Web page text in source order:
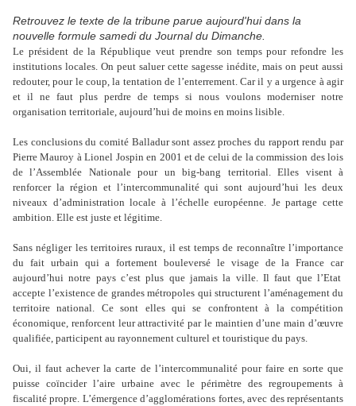
Retrouvez le texte de la tribune parue aujourd'hui dans la
nouvelle formule samedi du Journal du Dimanche.
Le président de la République veut prendre son temps pour refondre les
institutions locales. On peut saluer cette sagesse inédite, mais on peut aussi
redouter, pour le coup, la tentation de l’enterrement. Car il y a urgence à agir
et il ne faut plus perdre de temps si nous voulons moderniser notre
organisation territoriale, aujourd’hui de moins en moins lisible.
Les conclusions du comité Balladur sont assez proches du rapport rendu par
Pierre Mauroy à Lionel Jospin en 2001 et de celui de la commission des lois
de l’Assemblée Nationale pour un big-bang territorial. Elles visent à
renforcer la région et l’intercommunalité qui sont aujourd’hui les deux
niveaux d’administration locale à l’échelle européenne. Je partage cette
ambition Elle est juste et légitime
Sans négliger les territoires ruraux, il est temps de reconnaître l’importance
du fait urbain qui a fortement bouleversé le visage de la France car
aujourd’hui notre pays c’est plus que jamais la ville. Il faut que l’Etat
accepte l’existence de grandes métropoles qui structurent l’aménagement du
territoire national. Ce sont elles qui se confrontent à la compétition
économique, renforcent leur attractivité par le maintien d’une main d’œuvre
qualifiée, participent au rayonnement culturel et touristique du pays.
Oui, il faut achever la carte de l’intercommunalité pour faire en sorte que
puisse coïncider l’aire urbaine avec le périmètre des regroupements à
fiscalité propre. L’émergence d’agglomérations fortes, avec des représentants